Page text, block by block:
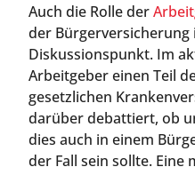
Auch die Rolle der
der
Diskussionspunkt. Im
Arbeitgeber einen Teil
gesetzlichen
darüber debattiert, ob
dies auch in einem
der Fall sein sollte. Eine